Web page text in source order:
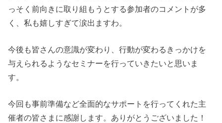
っそく前向きに取り組もうとする参加者のコメントが多
く、私も嬉しすぎて涙出ますわ。
今後も皆さんの意識が変わり、行動が変わるきっかけを
与えられるようなセミナーを行っていきたいと思いま
す。
今回も事前準備など全面的なサポートを行ってくれた主
催者の皆さまに感謝します。ありがとうございました！